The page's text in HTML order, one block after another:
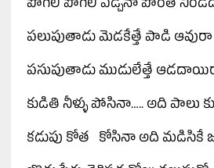
పొగిలి పొగిలి ఏడ్చినా పొంత
పలుపుతాడు మెడకేత్తే పాడి ఆవురా
పసుపుతాడు ముడులేత్తే
కుడితి నీళ్ళు పోసినా….. అది పాలు
కడుపు కోత కోసినా అది మడిసికే